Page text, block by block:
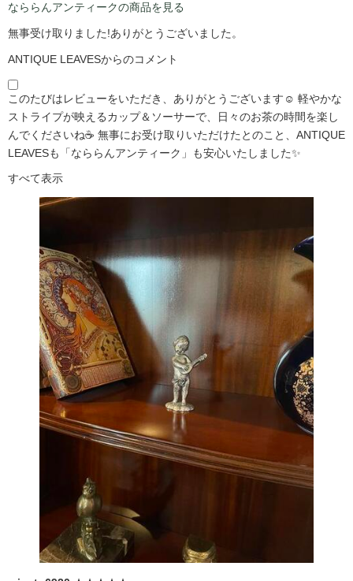
なららんアンティークの商品を見る
無事受け取りました!ありがとうございました。
ANTIQUE LEAVESからのコメント
このたびはレビューをいただき、ありがとうございます☺️ 軽やかな
ストライプが映えるカップ＆ソーサーで、日々のお茶の時間を楽し
んでくださいね☕ 無事にお受け取りいただけたとのこと、ANTIQUE
LEAVESも「なららんアンティーク」も安心いたしました✨
すべて表示